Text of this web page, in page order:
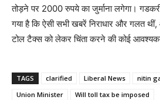
तोड़ने पर 2000 रुपये का जुर्माना लगेगा।
गया है कि ऐसी सभी खबरें निराधार और गलत थीं,
टोल टैक्स को लेकर चिंता करने की कोई
TAGS clarified Liberal News nitin
Union Minister
Will toll tax be imposed